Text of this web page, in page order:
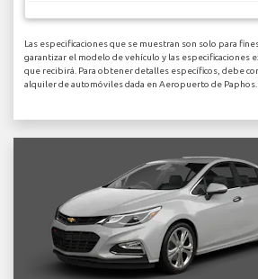
Las especificaciones que se muestran son solo para
garantizar el modelo de vehículo y las especificaciones
que recibirá. Para obtener detalles específicos, debe
alquiler de automóviles dada en Aeropuerto de Paphos.